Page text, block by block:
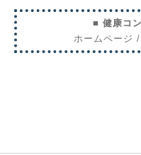
■ 健康コ
ホームページ /